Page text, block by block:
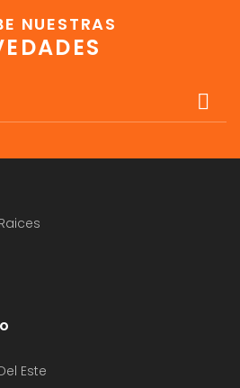
NUESTRAS
Este